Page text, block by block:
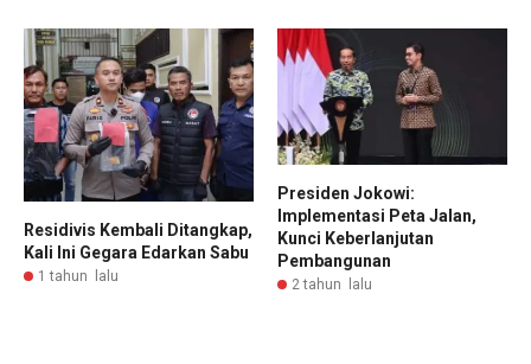
Residivis Kembali Ditangkap,
Kali Ini Gegara Edarkan Sabu
1 tahun lalu
Presiden Jokowi:
Implementasi Peta Jalan,
Kunci Keberlanjutan
Pembangunan
2 tahun lalu